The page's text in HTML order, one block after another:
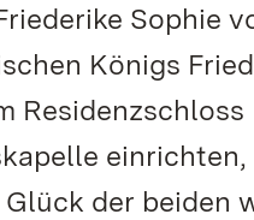
Sophie
Königs
Residenzschloss
einrichten,
der beiden